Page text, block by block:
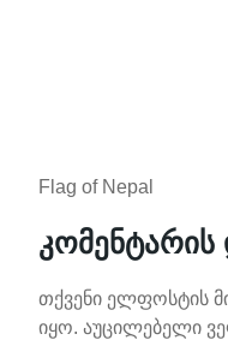
Flag of Nepal
კომენტარის
თქვენი ელფოსტის
იყო. აუცილებელი